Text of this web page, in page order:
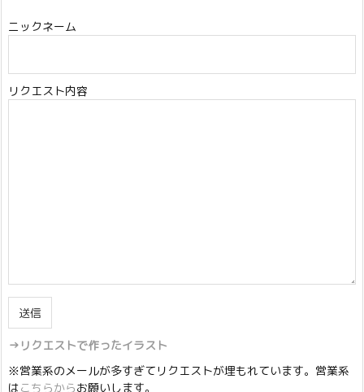
ニックネーム
リクエスト内容
→リクエストで作ったイラスト
※営業系のメールが多すぎてリクエストが埋もれています。営業系
はこちらからお願いします。